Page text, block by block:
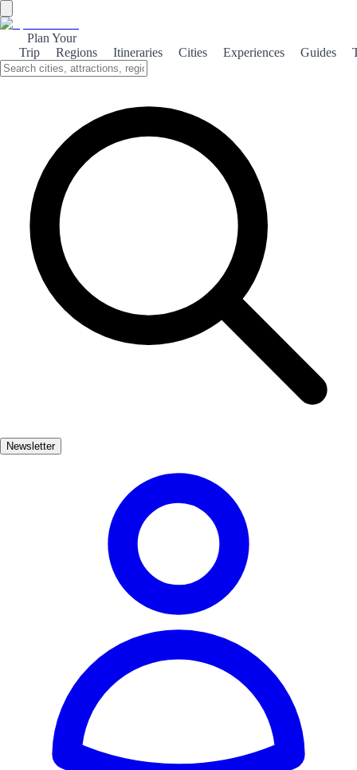
Plan Your
Trip
Regions Itineraries Cities Experiences Guides
Newsletter
Discover the rich history of Puente Genil, a charming town in
Andalusia, where cultural heritage meets stunning landscapes.
About the theme
Puente Genil, nestled in the heart of Andalusia, is a town steeped in
history. Its name, meaning 'Bridge of the Genil River,' reflects its
strategic importance throughout the ages. The town's origins date
back to Roman times, and remnants of this era can still be seen in its
architecture and layout. One of the most notable historical sites is the
Church of Our Lady of Sorrows, a stunning example of Baroque
architecture that showcases the town's rich religious heritage.
Visitors can also explore the old town, where narrow streets and
traditional Andalusian houses create a picturesque atmosphere,
Puente Genil is known for its vibrant local culture, including
festival is a highlight, celebrating the region's winemaking traditions
and offering a taste of local flavors.
3-7 días Medio Apto familias
La mejor época del año para visitar Puente Genil es durante la
primavera y el verano, cuando el clima es cálido y se celebran
diversas festividades locales. Durante estos meses, los visitantes
pueden disfrutar de actividades al aire libre y explorar la rica historia
de la ciudad.